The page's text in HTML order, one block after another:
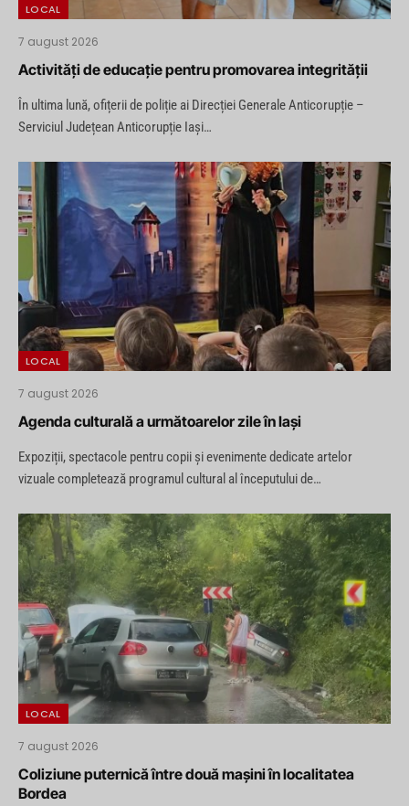
LOCAL
7 august 2026
Activități de educație pentru promovarea integrității
În ultima lună, ofițerii de poliție ai Direcției Generale Anticorupție –
Serviciul Județean Anticorupție Iași…
LOCAL
7 august 2026
Agenda culturală a următoarelor zile în Iași
Expoziții, spectacole pentru copii și evenimente dedicate artelor
vizuale completează programul cultural al începutului de…
LOCAL
7 august 2026
Coliziune puternică între două mașini în localitatea
Bordea